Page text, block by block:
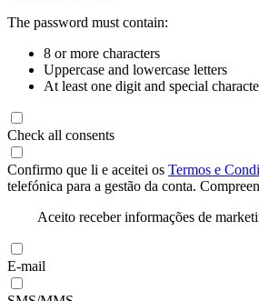
The password must contain:
8 or more characters
Uppercase and lowercase letters
At least one digit and special
Check all consents
Confirmo que li e aceitei os Termos e
telefónica para a gestão da conta.
Aceito receber informações de
E-mail